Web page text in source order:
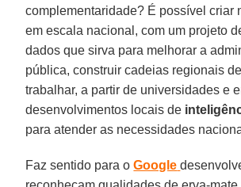
complementaridade? É possível criar
em escala nacional, com um projeto
dados que sirva para melhorar a
pública, construir cadeias regionais
trabalhar, a partir de universidades e
desenvolvimentos locais de
para atender as necessidades
Faz sentido para oGoogle